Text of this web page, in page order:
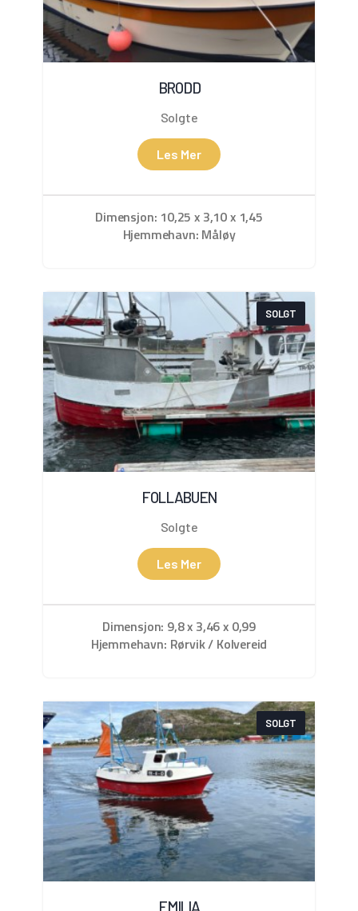
BRODD
Solgte
Les Mer
Dimensjon: 10,25 x 3,10 x 1,45
Hjemmehavn: Måløy
SOLGT
FOLLABUEN
Solgte
Les Mer
Dimensjon: 9,8 x 3,46 x 0,99
Hjemmehavn: Rørvik / Kolvereid
SOLGT
EMILIA